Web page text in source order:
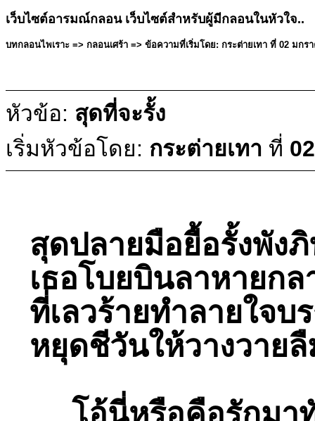
เว็บไซต์อารมณ์กลอน เว็บไซต์สำหรับผู้มีกลอนในหัวใจ..
บทกลอนไพเราะ => กลอนเศร้า => ข้อความที่เริ่มโดย: กระต่ายเทา ที่ 02 มกร
หัวข้อ: สุดที่จะรั้ง
เริ่มหัวข้อโดย: กระต่ายเทา ที่
สุดปลายมือยื้อรั้งพัง
เธอโบยบินลาหายกล
ที่เลวร้ายทำลายใจบ
หยุดชีวันให้วางวาย
โอ้นี่หรือคือรักมา